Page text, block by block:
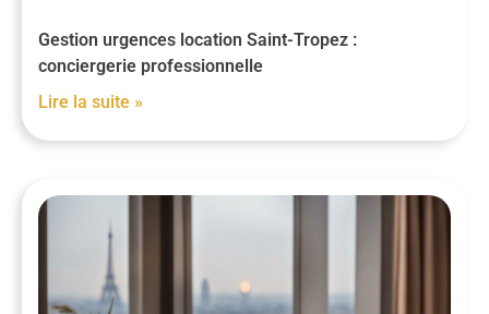
Gestion urgences location Saint-Tropez :
conciergerie professionnelle
Lire la suite »